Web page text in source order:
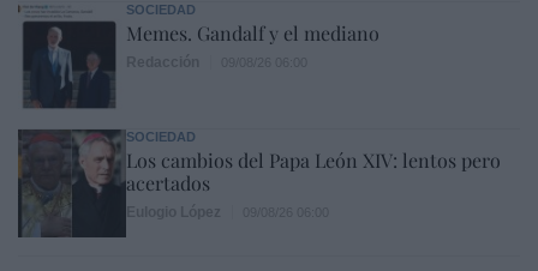
SOCIEDAD
Memes. Gandalf y el mediano
SOCIEDAD
Los cambios del Papa León XIV: lentos pero
acertados